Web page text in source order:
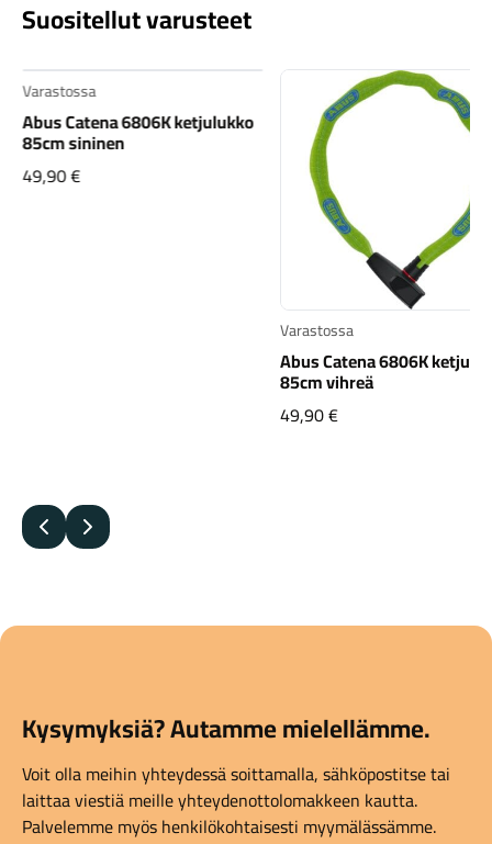
Suositellut varusteet
Varastossa
Abus Catena 6806K ketjulukko
85cm sininen
49,90€
Varastossa
Abus Catena 6806K
85cm vihreä
49,90€
Edellinen
Seuraava
Kysymyksiä? Autamme mielellämme.
Voit olla meihin yhteydessä soittamalla, sähköpostitse tai
laittaa viestiä meille yhteydenottolomakkeen kautta.
Palvelemme myös henkilökohtaisesti myymälässämme.